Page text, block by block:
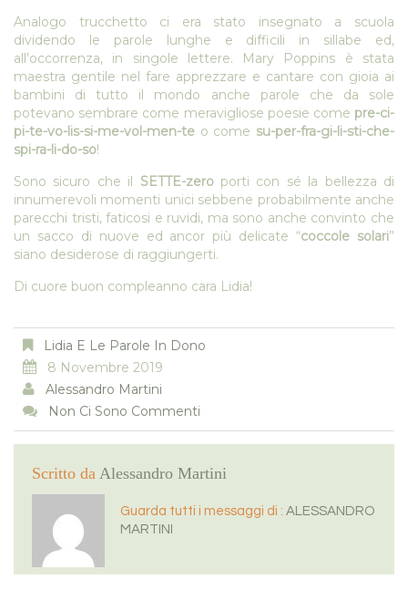
Analogo trucchetto ci era stato insegnato a scuola
dividendo le parole lunghe e difficili in sillabe ed,
all’occorrenza, in singole lettere. Mary Poppins è stata
maestra gentile nel fare apprezzare e cantare con gioia ai
bambini di tutto il mondo anche parole che da sole
potevano sembrare come meravigliose poesie come pre-ci-
pi-te-vo-lis-si-me-vol-men-te o come su-per-fra-gi-li-sti-che-
spi-ra-li-do-so!
Sono sicuro che il SETTE-zeroporti con sé la bellezza di
innumerevoli momenti unici sebbene probabilmente anche
parecchi tristi, faticosi e ruvidi, ma sono anche convinto che
un sacco di nuove ed ancor più delicate “coccole solari”
siano desiderose di raggiungerti.
Di cuore buon compleanno cara Lidia!
Lidia E Le Parole In Dono
8 Novembre 2019
Alessandro Martini
Non Ci Sono Commenti
Scritto da Alessandro Martini
Guarda tutti i messaggi di : ALESSANDRO
MARTINI